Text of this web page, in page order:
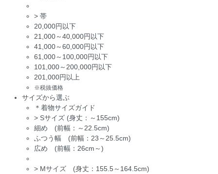
> 帯
20,000円以下
21,000～40,000円以下
41,000～60,000円以下
61,000～100,000円以下
101,000～200,000円以下
201,000円以上
※税抜価格
サイズから選ぶ
＊着物サイズガイド
> Sサイズ (身丈：～155cm)
細め (前幅：～22.5cm)
ふつう幅 (前幅：23～25.5cm)
広め (前幅：26cm～)
> Mサイズ (身丈：155.5～164.5cm)